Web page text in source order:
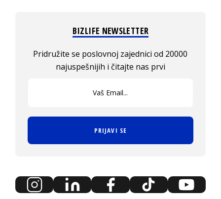
BIZLIFE NEWSLETTER
Pridružite se poslovnoj zajednici od 20000
najuspešnijih i čitajte nas prvi
PRIJAVI SE